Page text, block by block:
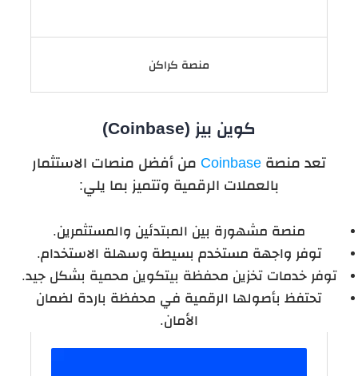
منصة كراكن
كوين‌ بيز (Coinbase)
تعد منصة Coinbase من أفضل منصات الاستثمار
بالعملات الرقمية وتتميز بما يلي:
منصة مشهورة بين المبتدئين والمستثمرين.
توفر واجهة مستخدم بسيطة وسهلة الاستخدام.
توفر خدمات تخزين محفظة بيتكوين محمية بشكل جيد.
تحتفظ بأصولها الرقمية في محفظة باردة لضمان
الأمان.